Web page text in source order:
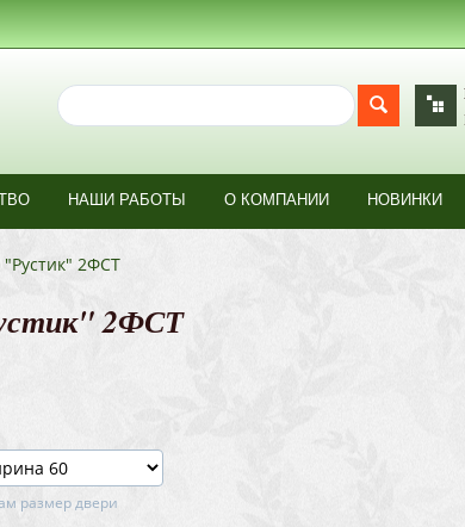
НАШИ РАБОТЫ О КОМПАНИИ НОВИНКИ
2ФСТ
2ФСТ
размер двери